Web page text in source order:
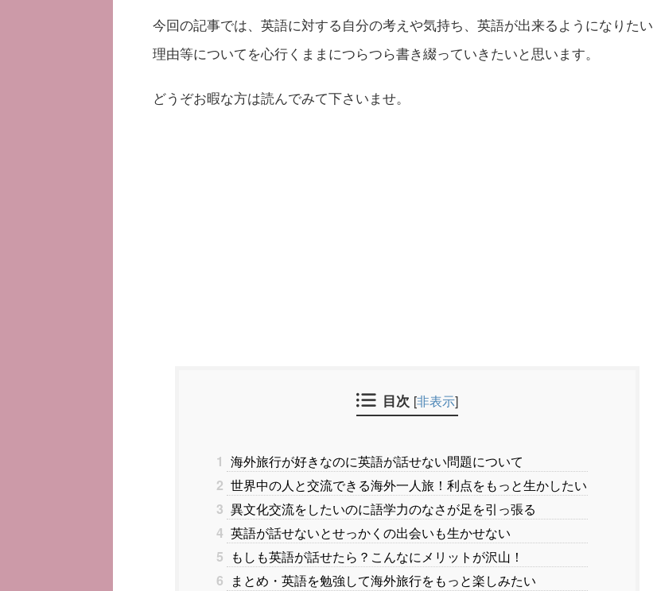
今回の記事では、英語に対する自分の考えや気持ち、英語が出来るようになりたい
理由等についてを心行くままにつらつら書き綴っていきたいと思います。
どうぞお暇な方は読んでみて下さいませ。
目次 [非表示]
1 海外旅行が好きなのに英語が話せない問題について
2 世界中の人と交流できる海外一人旅！利点をもっと生かしたい
3 異文化交流をしたいのに語学力のなさが足を引っ張る
4 英語が話せないとせっかくの出会いも生かせない
5 もしも英語が話せたら？こんなにメリットが沢山！
6 まとめ・英語を勉強して海外旅行をもっと楽しみたい